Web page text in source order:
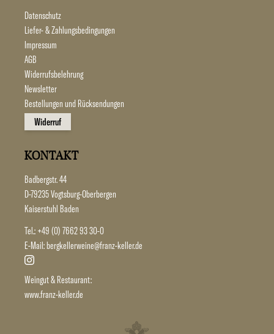
Datenschutz
Liefer- & Zahlungsbedingungen
Impressum
AGB
Widerrufsbelehrung
Newsletter
Bestellungen und Rücksendungen
Widerruf
KONTAKT
Badbergstr. 44
D-79235 Vogtsburg-Oberbergen
Kaiserstuhl Baden
Tel.: +49 (0) 7662 93 30-0
E-Mail:bergkellerweine@franz-keller.de
Weingut & Restaurant:
www.franz-keller.de